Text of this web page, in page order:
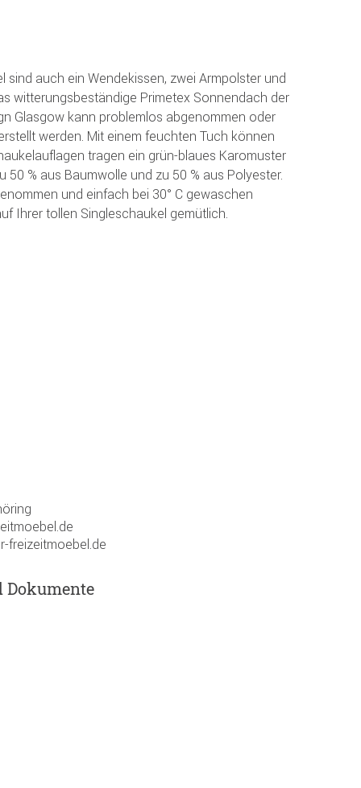
sind auch ein Wendekissen, zwei Armpolster und
witterungsbeständige Primetex Sonnendach der
Glasgow kann problemlos abgenommen oder
werden. Mit einem feuchten Tuch können
tragen ein grün-blaues Karomuster
% aus Baumwolle und zu 50 % aus Polyester.
und einfach bei 30° C gewaschen
Ihrer tollen Singleschaukel gemütlich.
freizeitmoebel.de
Dokumente